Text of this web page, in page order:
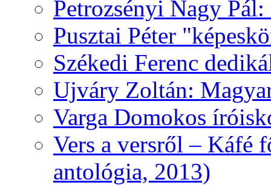
Petrozsényi Nagy
Pusztai Péter
Székedi Ferenc
Ujváry Zoltán:
Varga Domokos
Vers a versről – Káfé
antológia, 2013)